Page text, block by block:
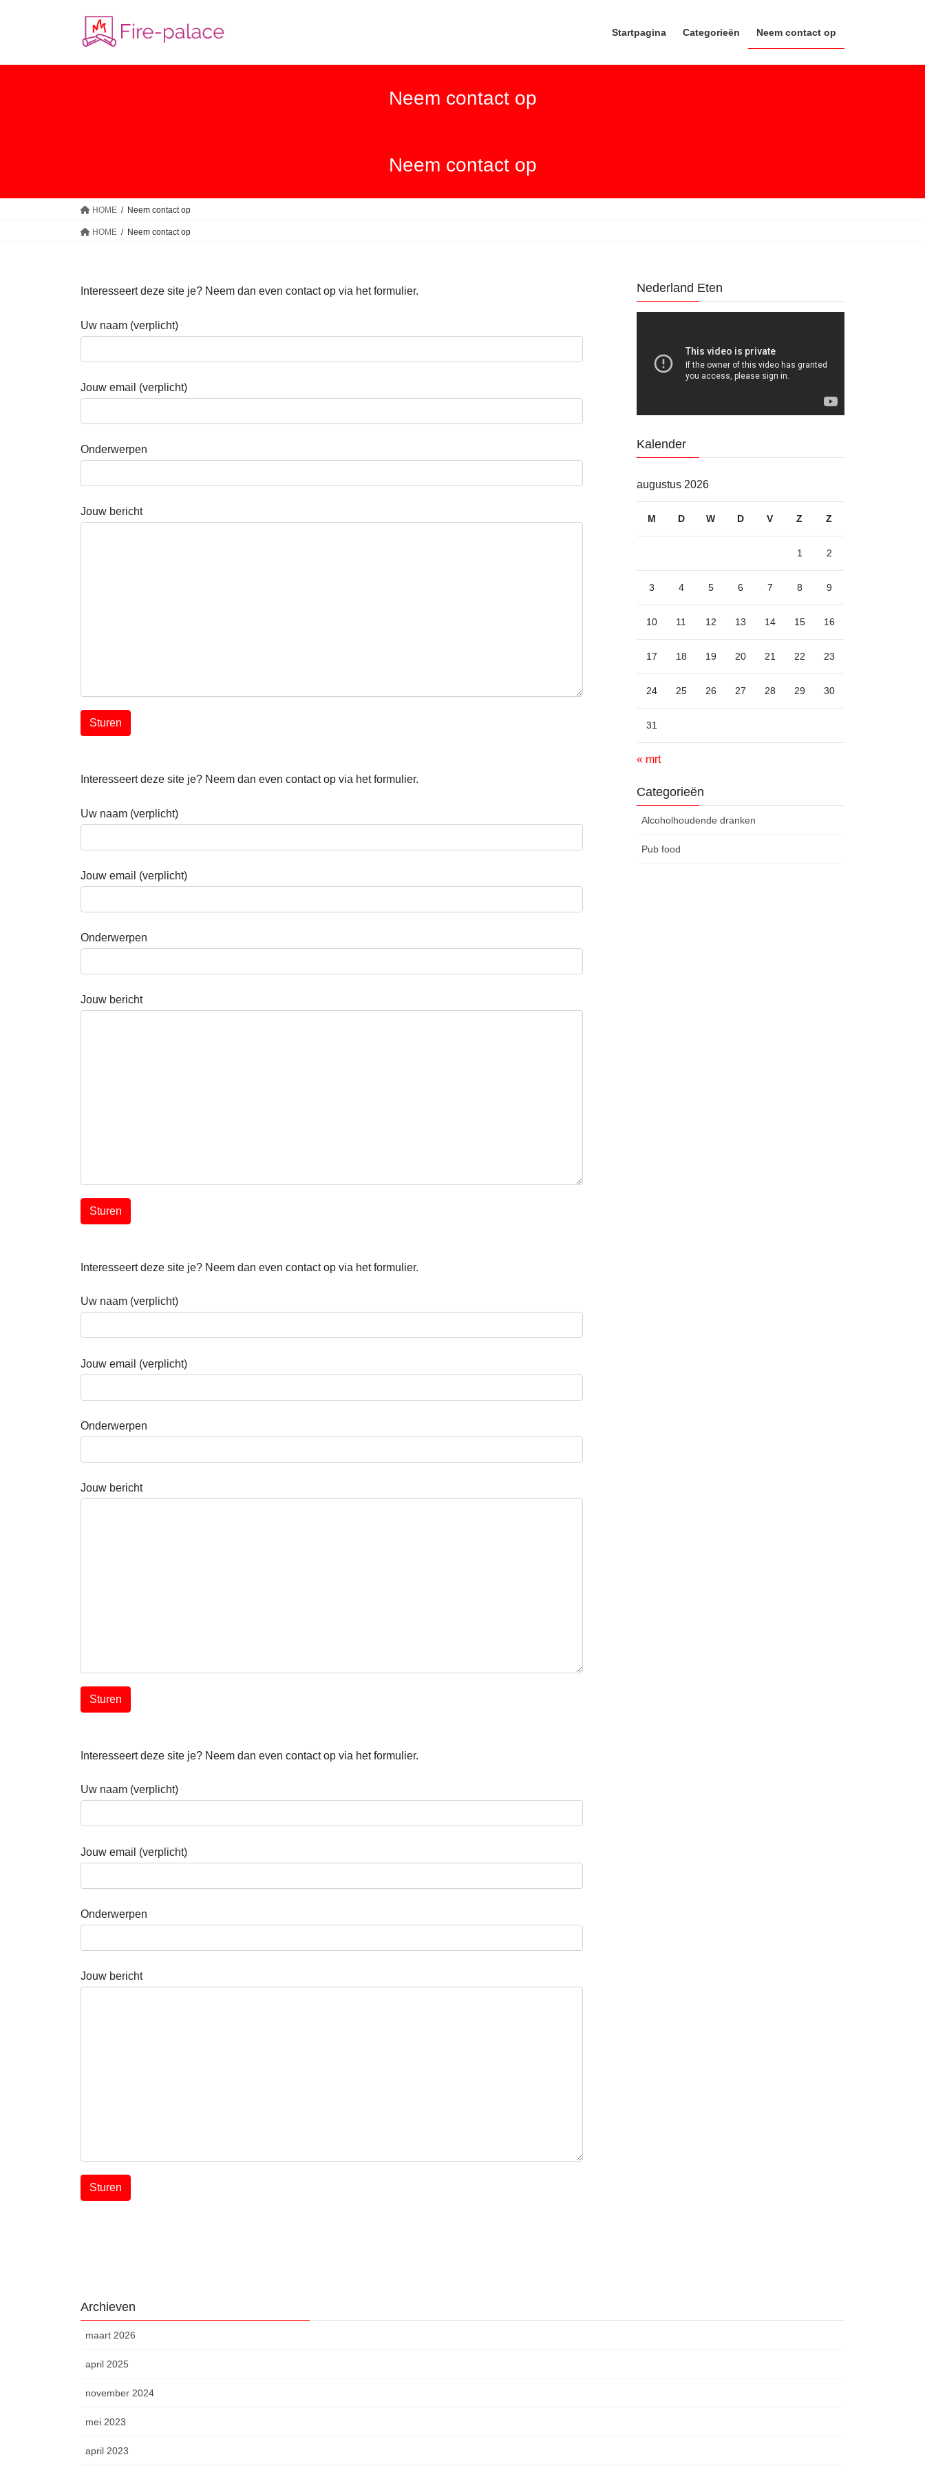
Startpagina Categorieën Neem contact op
Neem contact op
Neem contact op
HOME Neem contact op
HOME Neem contact op
Interesseert deze site je? Neem dan even contact op via het formulier.
Uw naam (verplicht)
Jouw email (verplicht)
Onderwerpen
Jouw bericht
Interesseert deze site je? Neem dan even contact op via het formulier.
Uw naam (verplicht)
Jouw email (verplicht)
Onderwerpen
Jouw bericht
Interesseert deze site je? Neem dan even contact op via het formulier.
Uw naam (verplicht)
Jouw email (verplicht)
Onderwerpen
Jouw bericht
Interesseert deze site je? Neem dan even contact op via het formulier.
Uw naam (verplicht)
Jouw email (verplicht)
Onderwerpen
Jouw bericht
Nederland Eten
Kalender
augustus 2026
M D W D V Z Z
1 2
3 4 5 6 7 8 9
10 11 12 13 14 15 16
17 18 19 20 21 22 23
24 25 26 27 28 29 30
31
« mrt
Categorieën
Alcoholhoudende dranken
Pub food
Archieven
maart 2026
april 2025
november 2024
mei 2023
april 2023